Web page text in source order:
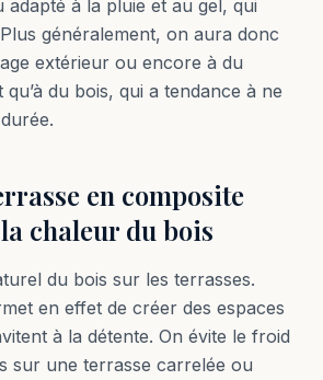
adapté à la pluie et au gel, qui
généralement, on aura donc
extérieur ou encore à du
du bois, qui a tendance à ne
en composite
chaleur du bois
du bois sur les terrasses.
en effet de créer des espaces
à la détente. On évite le froid
sur une terrasse carrelée ou